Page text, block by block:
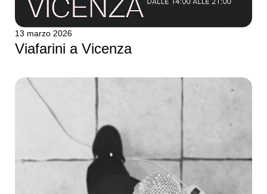
13 marzo 2026
Viafarini a Vicenza